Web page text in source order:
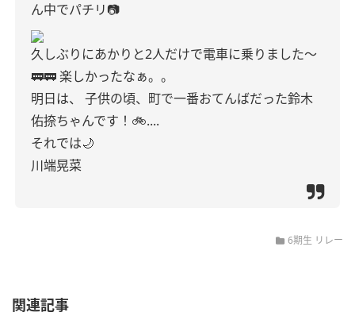
ん中でパチリ📷
久しぶりにあかりと2人だけで電車に乗りました〜
🚃🚃楽しかったなぁ。。
明日は、
子供の頃、町で一番おてんばだった鈴木
佑捺ちゃんです！🚲....
それでは🌙
川端晃菜
6期生 リレー
関連記事